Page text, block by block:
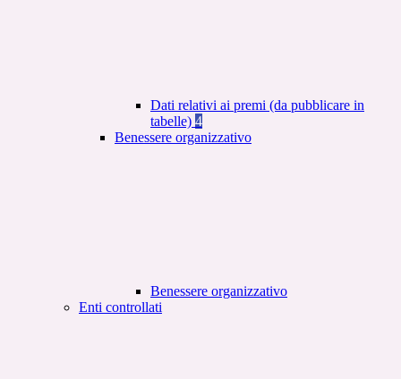
Dati relativi ai premi (da pubblicare in
tabelle) 4
Benessere organizzativo
Benessere organizzativo
Enti controllati